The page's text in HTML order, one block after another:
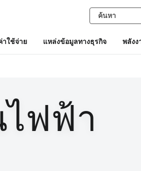
ใช้จ่าย แหล่งข้อมูลทางธุรกิจ พลังง
ฟฟ้า